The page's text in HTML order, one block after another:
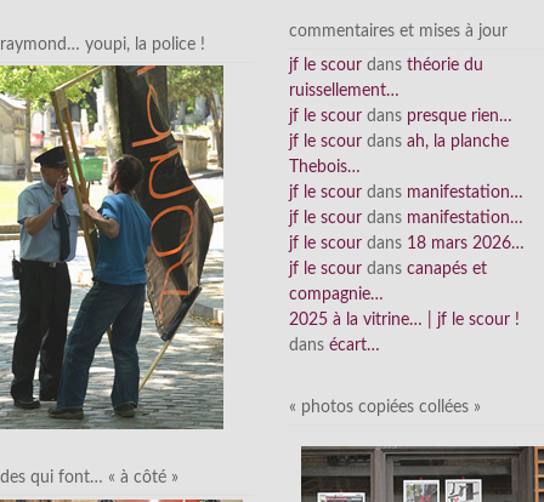
raymond… youpi, la police !
des qui font… « à côté »
commentaires et mises à jour
jf le scour dans théorie du
ruissellement…
jf le scour dans presque rien…
jf le scour dans ah, la planche
Thebois…
jf le scour dans manifestation…
jf le scour dans manifestation…
jf le scour dans 18 mars 2026…
jf le scour dans canapés et
compagnie…
2025 à la vitrine… | jf le scour !
dans écart…
« photos copiées collées »